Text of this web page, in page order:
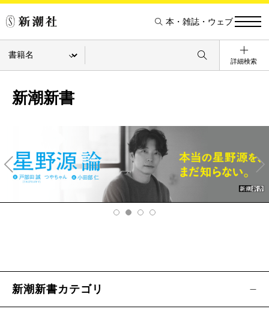
本・雑誌・ウェブ
詳細検索
新潮新書
v
Ne
xt
新潮新書カテゴリ